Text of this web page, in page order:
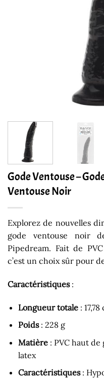
Gode Ventouse –
Ventouse Noir
Explorez de nouvelles
gode ventouse noir
Pipedream. Fait de
c’est un choix sûr pour
Caractéristiques:
Longueur totale: 17,78
Poids: 228 g
Matière: PVC haut de
latex
Caractéristiques: